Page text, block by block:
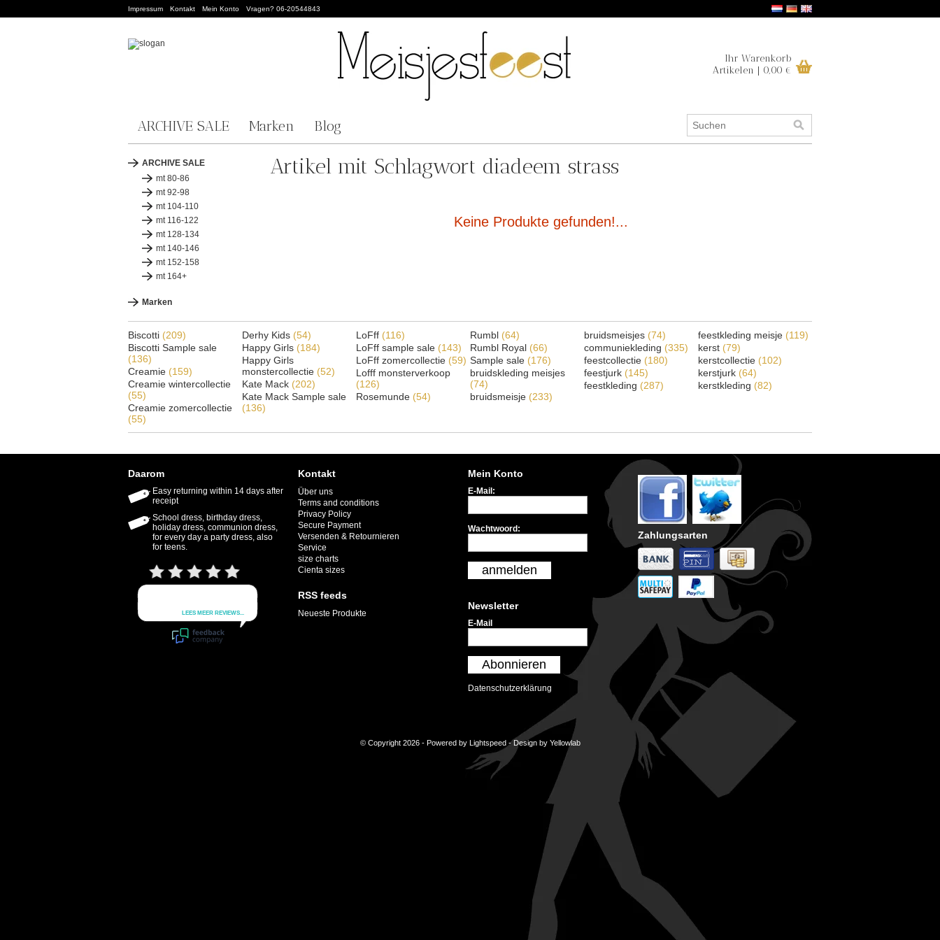
Impressum Kontakt Mein Konto Vragen? 06-20544843
Ihr Warenkorb
Artikelen | 0,00 €
ARCHIVE SALE Marken Blog
ARCHIVE SALE
mt 80-86
mt 92-98
mt 104-110
mt 116-122
mt 128-134
mt 140-146
mt 152-158
mt 164+
Marken
Artikel mit Schlagwort diadeem strass
Keine Produkte gefunden!...
Biscotti (209)
Biscotti Sample sale
(136)
Creamie (159)
Creamie wintercollectie
(55)
Creamie zomercollectie
(55)
Derhy Kids (54)
Happy Girls (184)
Happy Girls
monstercollectie (52)
Kate Mack (202)
Kate Mack Sample sale
(136)
LoFff (116)
LoFff sample sale (143)
LoFff zomercollectie (59)
Lofff monsterverkoop
(126)
Rosemunde (54)
Rumbl (64)
Rumbl Royal (66)
Sample sale (176)
bruidskleding meisjes
(74)
bruidsmeisje (233)
bruidsmeisjes (74)
communiekleding (335)
feestcollectie (180)
feestjurk (145)
feestkleding (287)
feestkleding meisje (119)
kerst (79)
kerstcollectie (102)
kerstjurk (64)
kerstkleding (82)
Daarom
Easy returning within 14 days after
receipt
School dress, birthday dress,
holiday dress, communion dress,
for every day a party dress, also
for teens.
Kontakt
Über uns
Terms and conditions
Privacy Policy
Secure Payment
Versenden & Retournieren
Service
size charts
Cienta sizes
RSS feeds
Neueste Produkte
Mein Konto
E-Mail:
Wachtwoord:
anmelden
Newsletter
E-Mail
Abonnieren
Datenschutzerklärung
Zahlungsarten
© Copyright 2026 - Powered by Lightspeed- Design by Yellowlab